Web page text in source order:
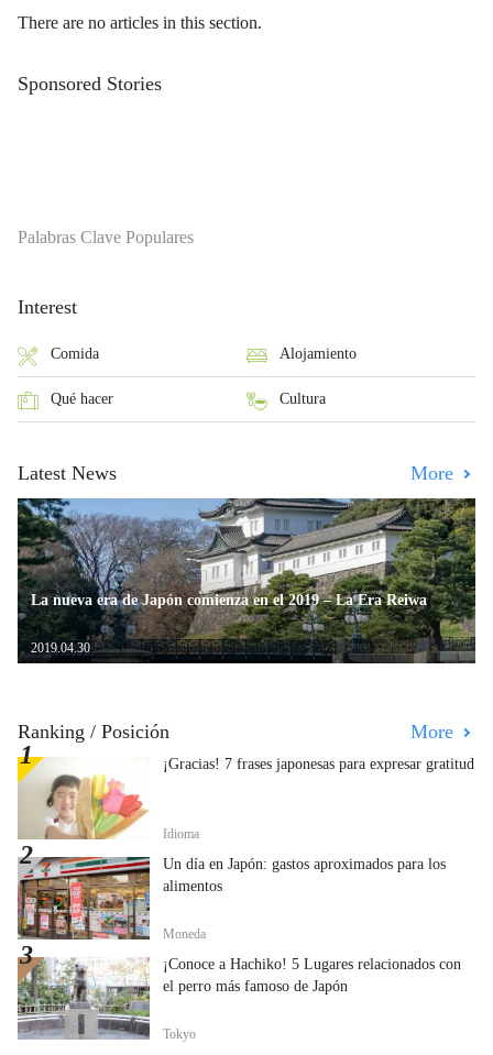
There are no articles in this section.
Sponsored Stories
Palabras Clave Populares
Interest
Comida Alojamiento
Qué hacer Cultura
Latest News More
La nueva era de Japón comienza en el 2019 – La Era Reiwa
2019.04.30
Ranking / Posición More
¡Gracias! 7 frases japonesas para expresar gratitud
Idioma
Un día en Japón: gastos aproximados para los
alimentos
Moneda
¡Conoce a Hachiko! 5 Lugares relacionados con
el perro más famoso de Japón
Tokyo